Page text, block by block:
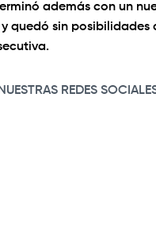
además con un
quedó sin posibilidades
REDES